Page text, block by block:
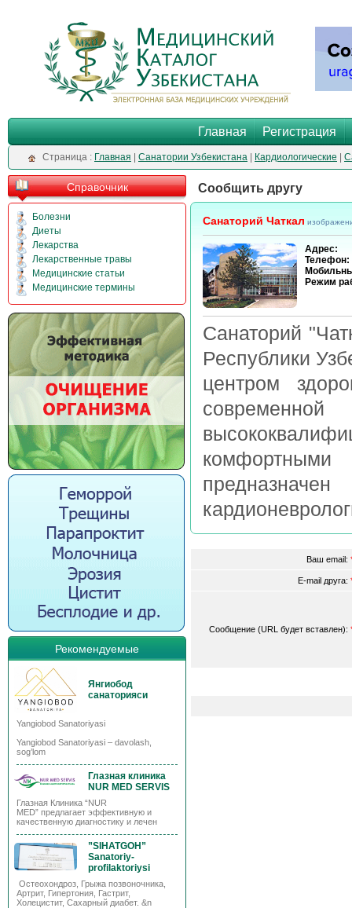
Главная Регистрация
Cтраница : Главная Санатории Узбекистана Кардиологические
Справочник
Болезни
Диеты
Лекарства
Лекарственные травы
Медицинские статьи
Медицинские термины
Рекомендуемые
Янгиобод
санаторияси
Yangiobod Sanatoriyasi
Yangiobod Sanatoriyasi – davolash,
sog’lom
Глазная клиника
NUR MED SERVIS
Глазная Клиника “NUR
MED” предлагает эффективную и
качественную диагностику и лечен
”SIHATGOH”
Sanatoriy-
profilaktoriysi
Остеохондроз, Грыжа позвоночника,
Артрит, Гипертония, Гастрит,
Холецистит, Сахарный диабет. &n
Сообщить другу
Санаторий Чаткал
Адрес:
Телефон:
Режим
Санаторий
Республики
центром
Ваш email:
E-mail друга:
Сообщение (URL будет вставлен):